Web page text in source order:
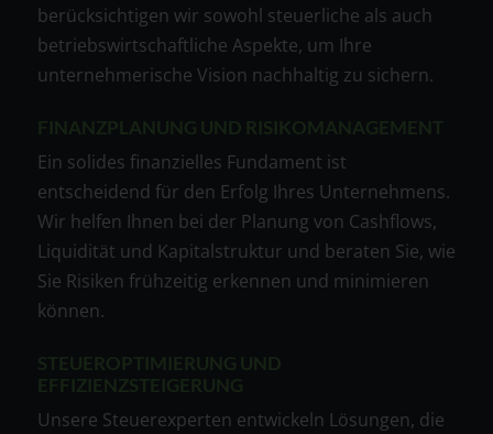
berücksichtigen wir sowohl steuerliche als auch
betriebswirtschaftliche Aspekte, um Ihre
unternehmerische Vision nachhaltig zu sichern.
FINANZPLANUNG UND RISIKOMANAGEMENT
Ein solides finanzielles Fundament ist
entscheidend für den Erfolg Ihres Unternehmens.
Wir helfen Ihnen bei der Planung von Cashflows,
Liquidität und Kapitalstruktur und beraten Sie, wie
Sie Risiken frühzeitig erkennen und minimieren
können.
STEUEROPTIMIERUNG UND
EFFIZIENZSTEIGERUNG
Unsere Steuerexperten entwickeln Lösungen, die